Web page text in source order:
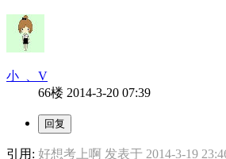
小_、V
66楼 2014-3-20 07:39
引用: 好想考上啊 发表于 2014-3-19